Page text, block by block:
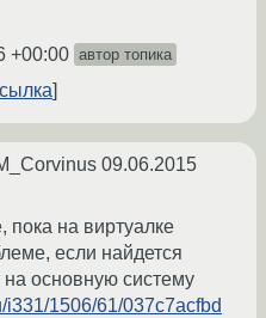
+00:00 автор топика
09.06.2015
пока на виртуалке
если найдется
основную систему
i331/1506/61/037c7acfbd